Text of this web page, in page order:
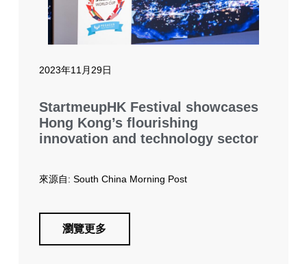
2023年11月29日
StartmeupHK Festival showcases
Hong Kong’s flourishing
innovation and technology sector
來源自: South China Morning Post
瀏覽更多